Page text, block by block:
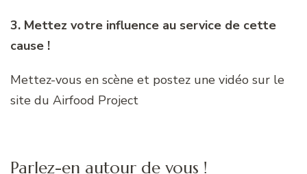
3. Mettez votre influence au service de cette
cause !
Mettez-vous en scène et postez une vidéo sur le
site du Airfood Project
Parlez-en autour de vous !